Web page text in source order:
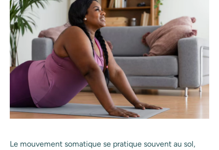
Le mouvement somatique se pratique souvent au sol,